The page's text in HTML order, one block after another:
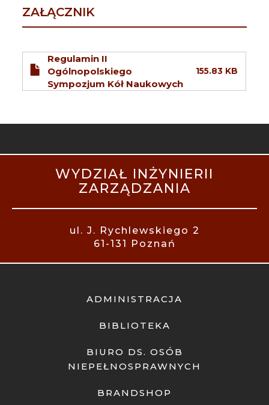
ZAŁĄCZNIK
Regulamin II
Ogólnopolskiego
Sympozjum Kół Naukowych
155.83 KB
WYDZIAŁ INŻYNIERII
ZARZĄDZANIA
ul. J. Rychlewskiego 2
61-131 Poznań
MOBILE
ADMINISTRACJA
BIBLIOTEKA
BIURO DS. OSÓB
NIEPEŁNOSPRAWNYCH
BRANDSHOP